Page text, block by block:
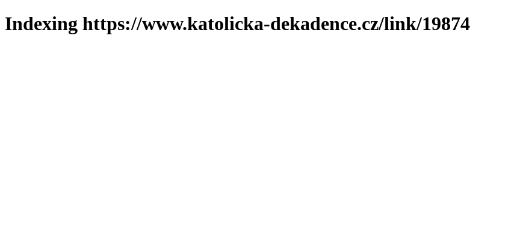
Indexing https://www.katolicka-dekadence.cz/link/19874